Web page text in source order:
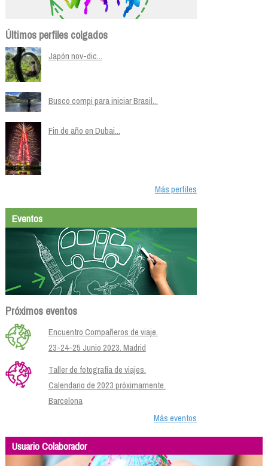
Últimos perfiles colgados
Japón nov-dic...
Busco compi para iniciar Brasil...
Fin de año en Dubai...
Más perfiles
Eventos
Próximos eventos
Encuentro Compañeros de viaje.
23-24-25 Junio 2023. Madrid
Taller de fotografía de viajes.
Calendario de 2023 próximamente.
Barcelona
Más eventos
Usuario Colaborador